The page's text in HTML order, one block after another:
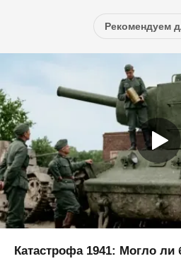
Рекомендуем
Катастрофа 1941: Могло ли